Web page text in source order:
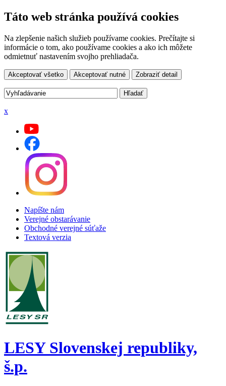
Táto web stránka používá cookies
Na zlepšenie našich služieb používame cookies. Prečítajte si
informácie o tom, ako používame cookies a ako ich môžete
odmietnuť nastavením svojho prehliadača.
Akceptovať všetko Akceptovať nutné Zobraziť detail
x
Napíšte nám
Verejné obstarávanie
Obchodné verejné súťaže
Textová verzia
LESY Slovenskej republiky,
š.p.